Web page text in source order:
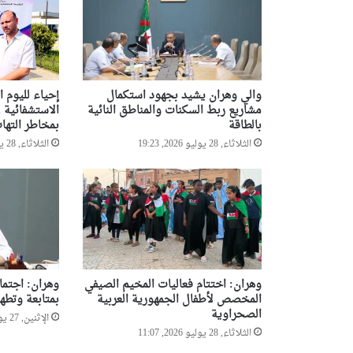
ع
ا
ت
ا
ل
إ
ر
ه
ا
ب
ي
ة
والي وهران يشيد بجهود استكمال
مشاريع ربط السكنات والمناطق النائية
بالطاقة
الثلاثاء, 28 يوليو 2026, 19:23
إحياء
بمخاطر
الثلاثاء, 28 يوليو 2026, 19:16
وهران: اختتام فعاليات المخيم الصيفي
المخصص لأطفال الجمهورية العربية
الصحراوية
الثلاثاء, 28 يوليو 2026, 11:07
وهران:
بمتابعة
الإثنين, 27 يوليو 2026, 20:09